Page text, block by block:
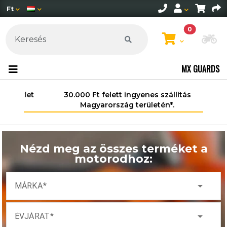
Ft
0
MX GUARDS
30.000 Ft felett ingyenes szállítás
Magyarország területén*.
Nézd meg az összes terméket a
motorodhoz:
MÁRKA arrow_drop_down
ÉVJÁRAT arrow_drop_down